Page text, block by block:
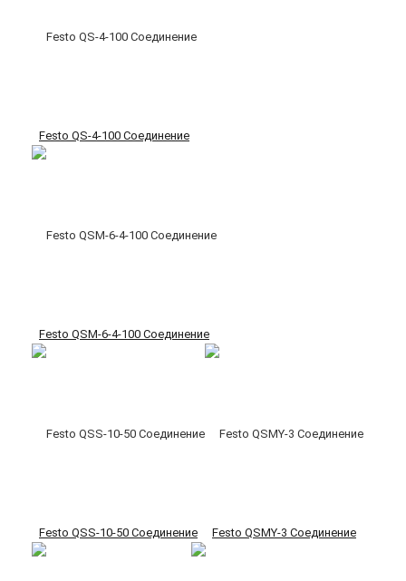
Festo QS-4-100 Соединение
Festo QSM-6-4-100 Соединение
Festo QSS-10-50 Соединение Festo QSMY-3 Соединение